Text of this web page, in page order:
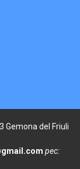
Gemona del Friuli
pec: